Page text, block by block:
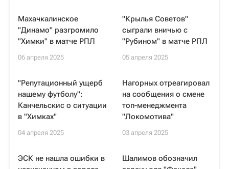
Махачкалинское
"Динамо" разгромило
"Химки" в матче РПЛ
06 апреля 2025
"Крылья Советов"
сыграли вничью с
"Рубином" в матче РПЛ
05 апреля 2025
"Репутационный ущерб
нашему футболу":
Канчельскис о ситуации
в "Химках"
04 апреля 2025
Нагорных отреагировал
на сообщения о смене
топ-менеджмента
"Локомотива"
03 апреля 2025
ЭСК не нашла ошибки в
Шалимов обозначил